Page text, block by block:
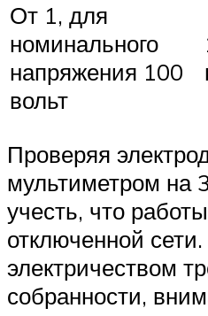
От 1, для
номинального
напряжения 100
вольт
Проверяя
мультиметром на
учесть, что
отключенной
электричеством
собранности,